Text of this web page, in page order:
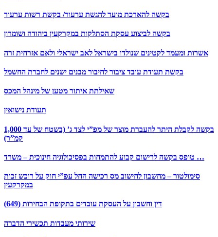
בקשה להארכת מועד להגשת ערעור/ בקשת רשות ערעור
בקשה לביצוע עסקת הסתלקות במקרקעין ביהודה ושומרון
אשרות ומעמד לקטינים שנולדו בישראל לאב ישראלי ולאם אזרחית זרה
בקשת תעודת עובד ציבור לחיבור מבנים ישנים לחברת החשמל
שאילתת איתור מטען של מינהל המכס
תעודת נישואין
בקשה לקבלת היתר להעברת מוצר של מפ”י לצד ג’ (בשטח של עד 1,000
קמ”ר)
טופס בקשה לרישום קבוע להתמחות בפסיכולוגיה חינוכית – משרד …
סימולטור – מחשבון לחישוב מס רכישה החל עפ”י חוק על רוכש זכות
במקרקעין
דין וחשבון על העסקת עובדים בתקופת הבחירות (649)
שירותי מעבדות תכשירי הדברה